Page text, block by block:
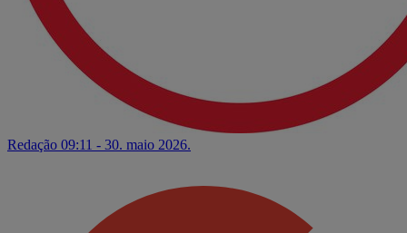
Redação 09:11 - 30. maio 2026.